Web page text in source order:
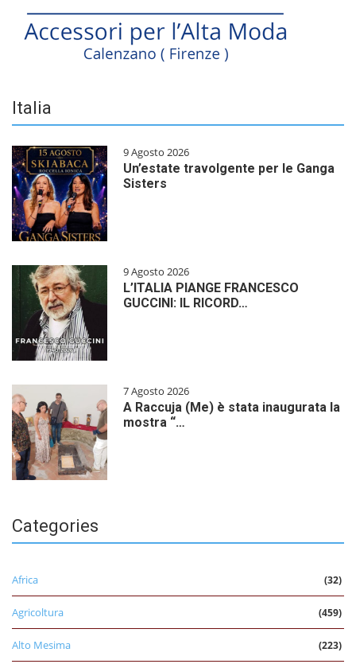
Italia
9 Agosto 2026
Un’estate travolgente per le Ganga
Sisters
9 Agosto 2026
L’ITALIA PIANGE FRANCESCO
GUCCINI: IL RICORD…
7 Agosto 2026
A Raccuja (Me) è stata inaugurata la
mostra “…
Categories
Africa (32)
Agricoltura (459)
Alto Mesima (223)